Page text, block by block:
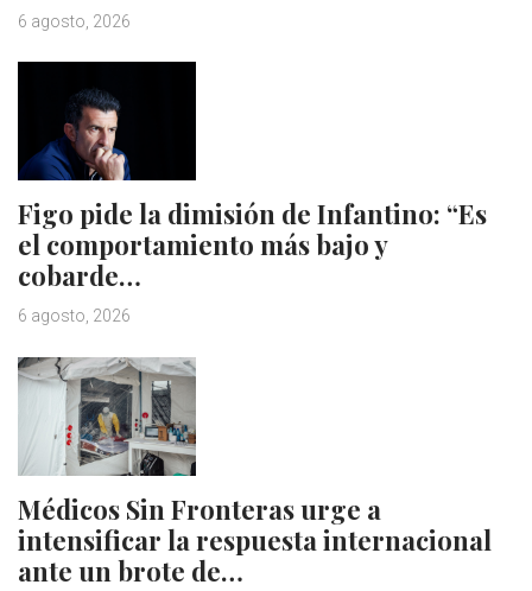
6 agosto, 2026
Figo pide la dimisión de Infantino: “Es
el comportamiento más bajo y
cobarde…
6 agosto, 2026
Médicos Sin Fronteras urge a
intensificar la respuesta internacional
ante un brote de…